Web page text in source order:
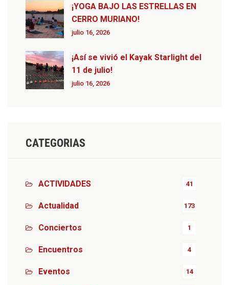
¡YOGA BAJO LAS ESTRELLAS EN
CERRO MURIANO!
julio 16, 2026
¡Así se vivió el Kayak Starlight del
11 de julio!
julio 16, 2026
CATEGORIAS
ACTIVIDADES 41
Actualidad 173
Conciertos 1
Encuentros 4
Eventos 14